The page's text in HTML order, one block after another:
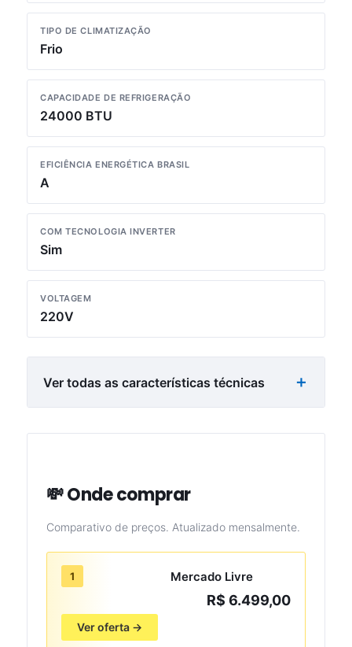
TIPO DE CLIMATIZAÇÃO
Frio
CAPACIDADE DE REFRIGERAÇÃO
24000 BTU
EFICIÊNCIA ENERGÉTICA BRASIL
A
COM TECNOLOGIA INVERTER
Sim
VOLTAGEM
220V
Ver todas as características técnicas
💸 Onde comprar
Comparativo de preços. Atualizado mensalmente.
1 Mercado Livre
R$ 6.499,00
Ver oferta →